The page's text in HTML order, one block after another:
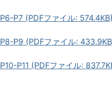
P6-P7 (PDFファイル: 574.4KB)
P8-P9 (PDFファイル:
P10-P11 (PDFファイル: